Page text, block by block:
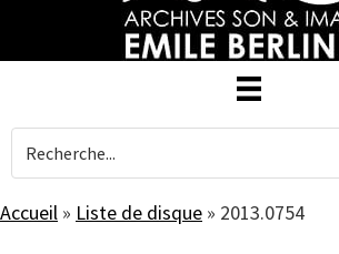
Accueil » Liste de disque » 2013.0754